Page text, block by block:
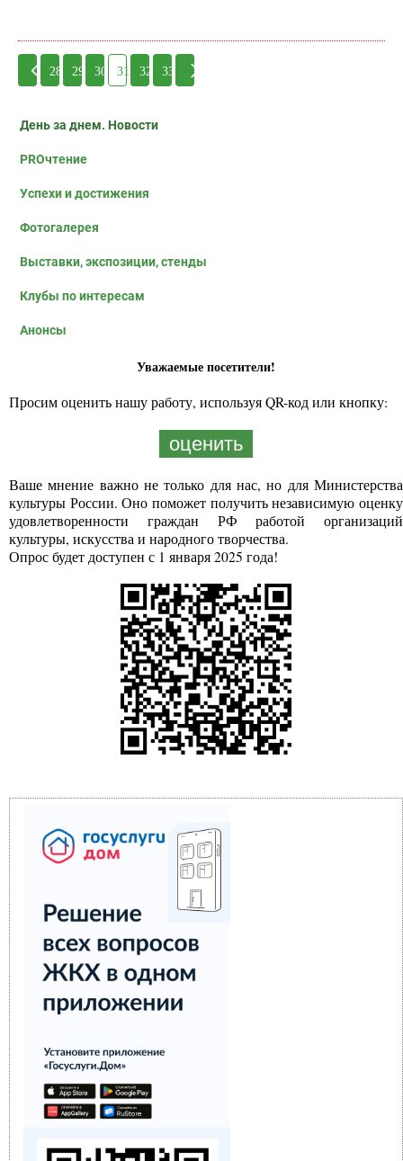
28 29 30 31 32 33
День за днем. Новости
PROчтение
Успехи и достижения
Фотогалерея
Выставки, экспозиции, стенды
Клубы по интересам
Анонсы
Уважаемые посетители!
Просим оценить нашу работу, используя QR-код или кнопку:
оценить
Ваше мнение важно не только для нас, но для Министерства
культуры России. Оно поможет получить независимую оценку
удовлетворенности граждан РФ работой организаций
культуры, искусства и народного творчества.
Опрос будет доступен с 1 января 2025 года!